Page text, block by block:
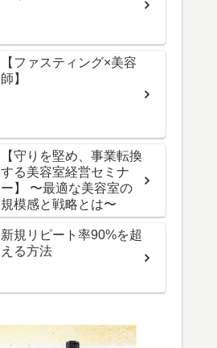
【ファスティング×美容
師】
【守りを堅め、事業転換
する美容室経営セミナ
ー】 〜最適な美容室の
規模感と戦略とは〜
新規リピート率90%を超
える方法